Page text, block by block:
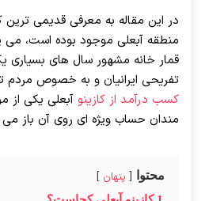
در این مقاله به معرفی قدیمی ترین
منطقه آبعلی موجود بوده است، می
قمار خانه مشهور سال های بسیاری
تفریحی ایرانیان و به خصوص مردم
کسب درآمد از کازینو آبعلی یکی از
مندان حساب ویژه ای روی آن باز می
محتوا پنهان